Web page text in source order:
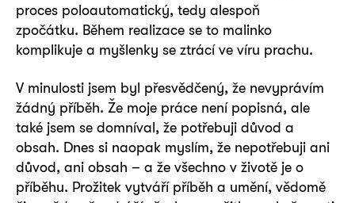
proces poloautomatický, tedy alespoň
zpočátku. Během realizace se to malinko
komplikuje a myšlenky se ztrácí ve víru prachu.
V minulosti jsem byl přesvědčený, že nevyprávím
žádný příběh. Že moje práce není popisná, ale
také jsem se domníval, že potřebuji důvod a
obsah. Dnes si naopak myslím, že nepotřebuji ani
důvod, ani obsah – a že všechno v životě je o
příběhu. Prožitek vytváří příběh a umění, vědomě